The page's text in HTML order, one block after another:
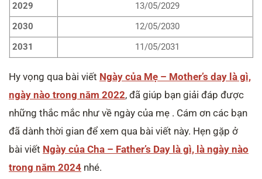
2029
13/05/2029
2030
12/05/2030
2031
11/05/2031
Hy vọng qua bài viết Ngày của Mẹ – Mother’s day là gì,
ngày nào trong năm 2022, đã giúp bạn giải đáp được
những thắc mắc như về ngày của mẹ . Cám ơn các bạn
đã dành thời gian để xem qua bài viết này. Hẹn gặp ở
bài viết Ngày của Cha – Father’s Day là gì, là ngày nào
trong năm 2024 nhé.